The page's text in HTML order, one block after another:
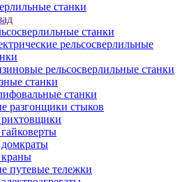
станки
станки
рельсосверлильные
рельсосверлильные станки
станки
станки
разгонщики стыков
путевые тележки